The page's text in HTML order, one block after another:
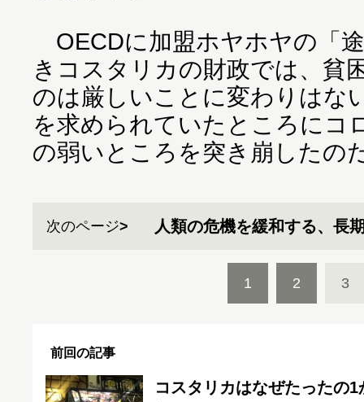
OECDに加盟ホヤホヤの「
きコスタリカの財政では、貧
のは厳しいことに変わりはな
を求められていたところにコ
の弱いところを突き崩したの
次のページ 人類の危機を緩和する、長
1 2 3
前回の記事
コスタリカはなぜたったの